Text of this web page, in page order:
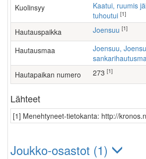
Kuolinsyy
Kaatui, ruumis jäi kentälle tai
tuhoutui [1]
Hautauspaikka Joensuu [1]
Hautausmaa
Joensuu, Joensuun
Hautapaikan numero 273 [1]
Lähteet
[1] Menehtyneet-tietokanta: http://
Joukko-osastot (1)